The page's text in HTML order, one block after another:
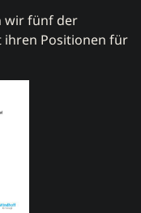
wir fünf der
ihren Positionen für